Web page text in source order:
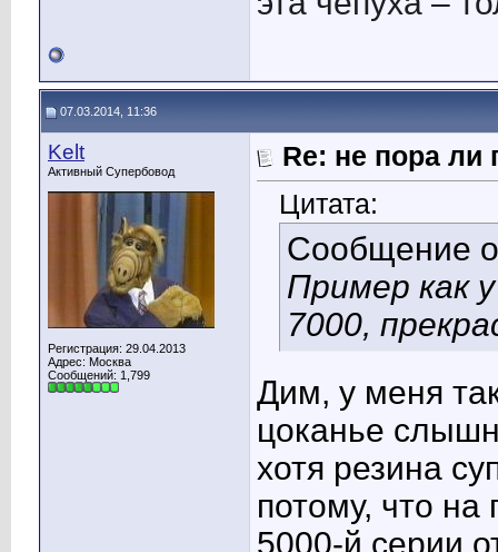
07.03.2014, 11:36
Kelt
Активный Супербовод
Регистрация: 29.04.2013
Адрес: Москва
Сообщений: 1,799
Re: не пора ли
Цитата:
Сообщение
Пример как
7000,
Дим, у меня
цоканье
хотя резина
потому, что
5000-й серии